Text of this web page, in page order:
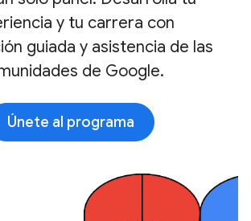
y tu carrera con
guiada y asistencia de las
de Google.
Únete al programa